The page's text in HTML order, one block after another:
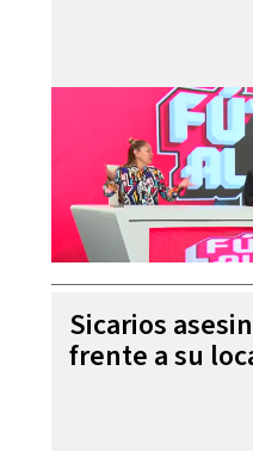
Sicarios
frente a su